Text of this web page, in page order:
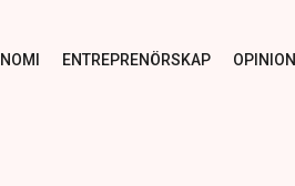
ENTREPRENÖRSKAP OPINION